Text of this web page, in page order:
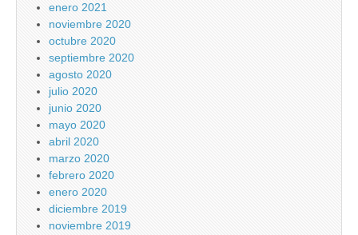
enero 2021
noviembre 2020
octubre 2020
septiembre 2020
agosto 2020
julio 2020
junio 2020
mayo 2020
abril 2020
marzo 2020
febrero 2020
enero 2020
diciembre 2019
noviembre 2019